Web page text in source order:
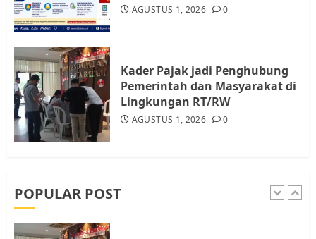
AGUSTUS 1, 2026 0
Kader Pajak jadi Penghubung
Pemerintah dan Masyarakat di
Lingkungan RT/RW
AGUSTUS 1, 2026 0
POPULAR POST
5
JULI 15, 2026 0
1